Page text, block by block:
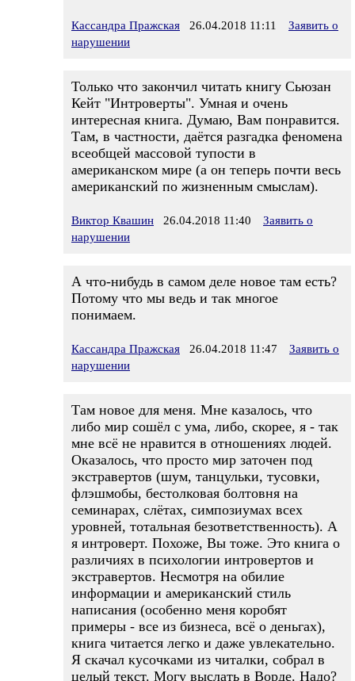
Кассандра Пражская 26.04.2018 11:11
Заявить о
нарушении
Только что закончил читать книгу Сьюзан
Кейт "Интроверты". Умная и очень
интересная книга. Думаю, Вам понравится.
Там, в частности, даётся разгадка феномена
всеобщей массовой тупости в
американском мире (а он теперь почти весь
американский по жизненным смыслам).
Виктор Квашин 26.04.2018 11:40
Заявить о
нарушении
А что-нибудь в самом деле новое там есть?
Потому что мы ведь и так многое
понимаем.
Кассандра Пражская 26.04.2018 11:47
Заявить о
нарушении
Там новое для меня. Мне казалось, что
либо мир сошёл с ума, либо, скорее, я - так
мне всё не нравится в отношениях людей.
Оказалось, что просто мир заточен под
экстравертов (шум, танцульки, тусовки,
флэшмобы, бестолковая болтовня на
семинарах, слётах, симпозиумах всех
уровней, тотальная безответственность). А
я интроверт. Похоже, Вы тоже. Это книга о
различиях в психологии интровертов и
экстравертов. Несмотря на обилие
информации и американский стиль
написания (особенно меня коробят
примеры - все из бизнеса, всё о деньгах),
книга читается легко и даже увлекательно.
Я скачал кусочками из читалки, собрал в
целый текст. Могу выслать в Ворде. Надо?